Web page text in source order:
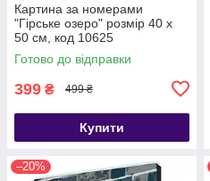
Картина за номерами
"Гірське озеро" розмір 40 х
50 см, код 10625
Готово до відправки
399 ₴ 499 ₴
Купити
–20%